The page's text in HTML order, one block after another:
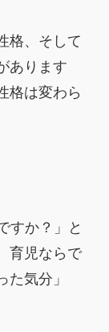
格、そして
あります
格は変わら
すか？」と
育児ならで
気分」